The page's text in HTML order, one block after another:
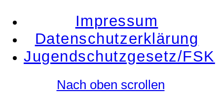
Impressum
Datenschutzerklärung
Jugendschutzgesetz/FSK
Nach oben scrollen